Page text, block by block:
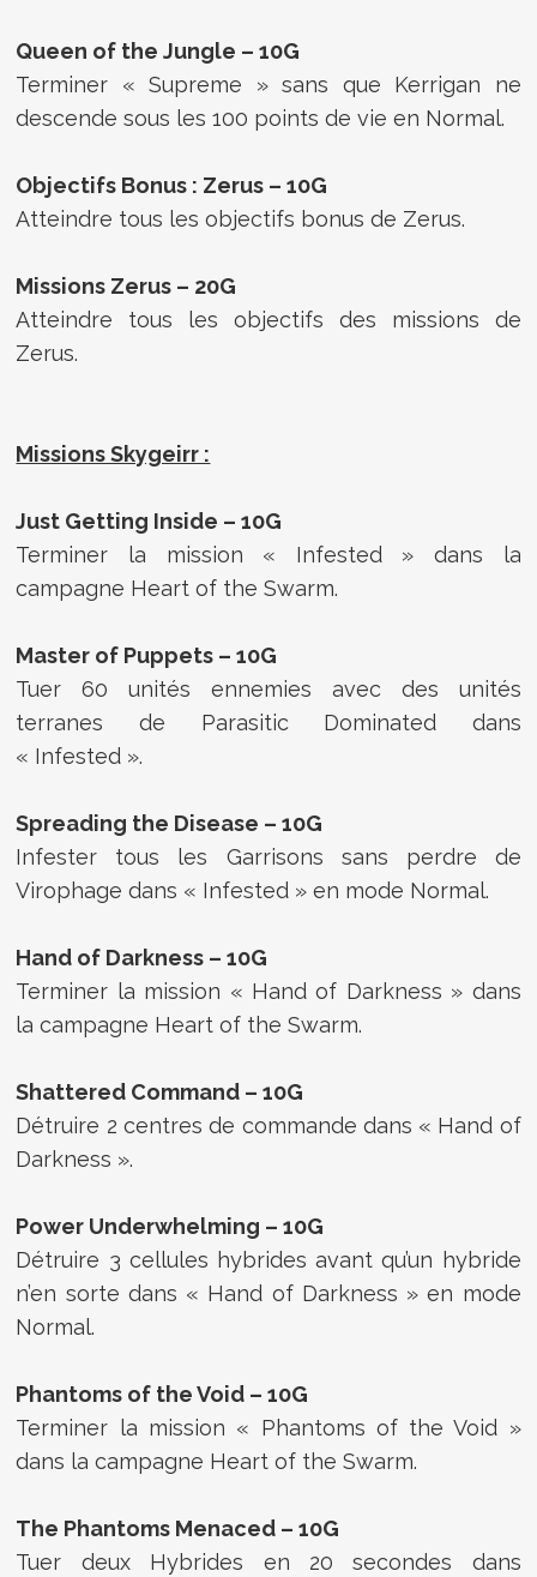
Queen of the Jungle – 10G
Terminer « Supreme » sans que Kerrigan ne
descende sous les 100 points de vie en Normal.
Objectifs Bonus : Zerus – 10G
Atteindre tous les objectifs bonus de Zerus.
Missions Zerus – 20G
Atteindre tous les objectifs des missions de
Zerus.
Missions Skygeirr :
Just Getting Inside – 10G
Terminer la mission « Infested » dans la
campagne Heart of the Swarm.
Master of Puppets – 10G
Tuer 60 unités ennemies avec des unités
terranes de Parasitic Dominated dans
« Infested ».
Spreading the Disease – 10G
Infester tous les Garrisons sans perdre de
Virophage dans « Infested » en mode Normal.
Hand of Darkness – 10G
Terminer la mission « Hand of Darkness » dans
la campagne Heart of the Swarm.
Shattered Command – 10G
Détruire 2 centres de commande dans « Hand of
Darkness ».
Power Underwhelming – 10G
Détruire 3 cellules hybrides avant qu’un hybride
n’en sorte dans « Hand of Darkness » en mode
Normal.
Phantoms of the Void – 10G
Terminer la mission « Phantoms of the Void »
dans la campagne Heart of the Swarm.
The Phantoms Menaced – 10G
Tuer deux Hybrides en 20 secondes dans